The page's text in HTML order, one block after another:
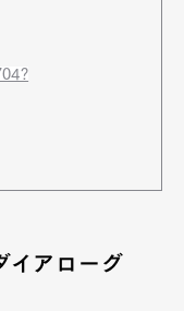
イアローグ